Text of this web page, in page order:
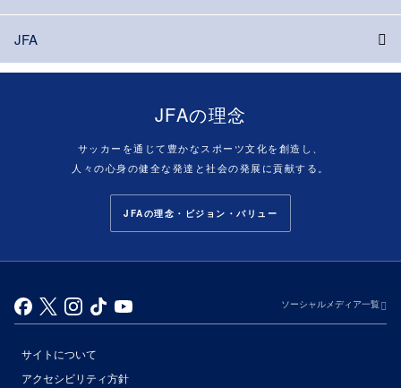
JFA
JFAの理念
サッカーを通じて豊かなスポーツ文化を創造し、
人々の心身の健全な発達と社会の発展に貢献する。
JFAの理念・ビジョン・バリュー
ソーシャルメディア一覧
サイトについて
アクセシビリティ方針